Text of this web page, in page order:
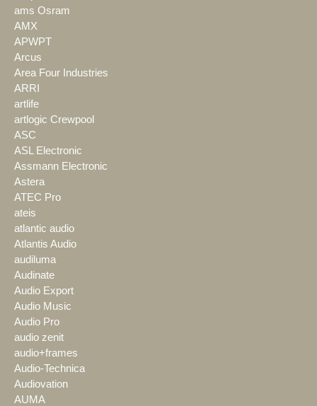
ams Osram
AMX
APWPT
Arcus
Area Four Industries
ARRI
artlife
artlogic Crewpool
ASC
ASL Electronic
Assmann Electronic
Astera
ATEC Pro
ateis
atlantic audio
Atlantis Audio
audiluma
Audinate
Audio Export
Audio Music
Audio Pro
audio zenit
audio+frames
Audio-Technica
Audiovation
AUMA